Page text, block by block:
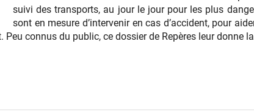
suivi des transports, au jour le jour pour les plus
sont en mesure d’intervenir en cas d’accident, pour
connus du public, ce dossier de Repères leur donne